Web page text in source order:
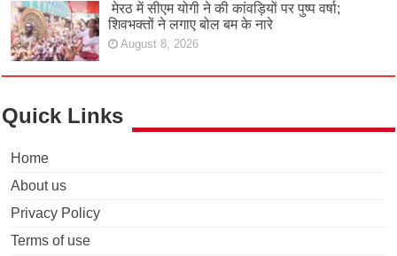
मेरठ में सीएम योगी ने की कांवड़ियों पर पुष्प वर्षा;
शिवभक्तों ने लगाए बोल बम के नारे
August 8, 2026
Quick Links
Home
About us
Privacy Policy
Terms of use